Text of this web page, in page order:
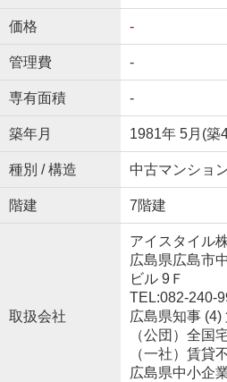
価格 -
管理費 -
専有面積 -
築年月 1981年 5月(築
種別 / 構造 中古マンショ
階建 7階建
取扱会社
アイスタイル
広島県広島市
ビル 9Ｆ
TEL:082-240-
広島県知事 (4)
（公団）全国
（一社）賃貸
広島県中小企